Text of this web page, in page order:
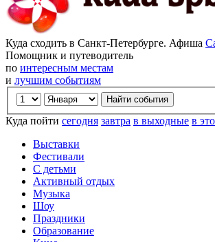
Куда сходить в Санкт-Петербурге. Афиша
Помощник и путеводитель
по интересным местам
и лучшим событиям
Куда пойти сегодня завтра в выходные в
Выставки
Фестивали
С детьми
Активный отдых
Музыка
Шоу
Праздники
Образование